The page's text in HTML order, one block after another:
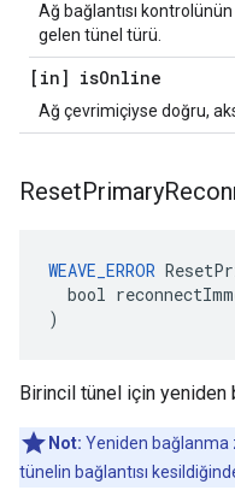
Ağ bağlantısı
gelen tünel türü.
[in] isOnline
Ağ çevrimiçiyse doğru,
ResetPrimary
WEAVE_ERROR
bool
)
Birincil tünel için yeniden
Not: Yeniden bağlanma
tünelin bağlantısı